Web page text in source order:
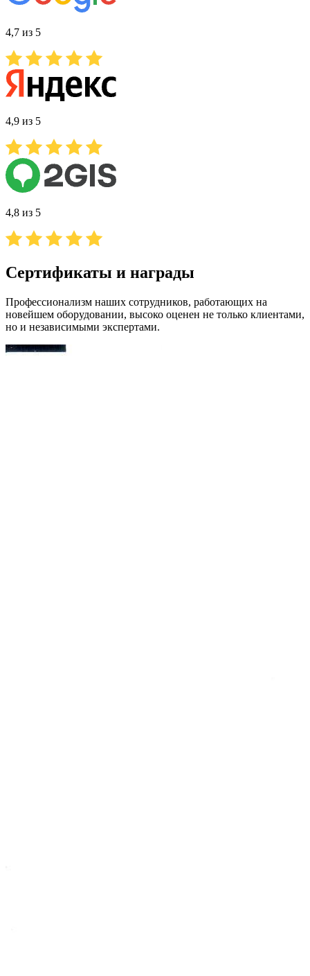
4,7 из 5
4,9 из 5
4,8 из 5
Сертификаты и награды
Профессионализм наших сотрудников, работающих на
новейшем оборудовании, высоко оценен не только клиентами,
но и независимыми экспертами.